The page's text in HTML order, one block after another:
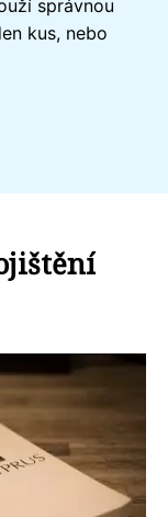
správnou
kus, nebo